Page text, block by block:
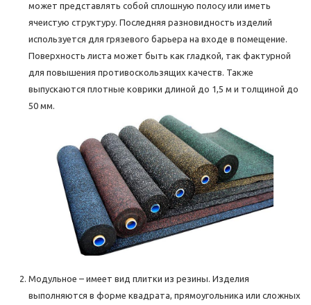
может представлять собой сплошную полосу или иметь
ячеистую структуру. Последняя разновидность изделий
используется для грязевого барьера на входе в помещение.
Поверхность листа может быть как гладкой, так фактурной
для повышения противоскользящих качеств. Также
выпускаются плотные коврики длиной до 1,5 м и толщиной до
50 мм.
Модульное – имеет вид плитки из резины. Изделия
выполняются в форме квадрата, прямоугольника или сложных